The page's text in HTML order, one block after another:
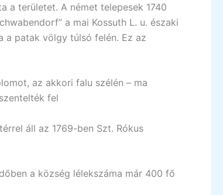
a területet. A német telepesek 1740
a mai Kossuth L. u. északi
a patak völgy túlsó felén. Ez az
az akkori falu szélén – ma
fel
áll az 1769-ben Szt. Rókus
a község lélekszáma már 400 fő